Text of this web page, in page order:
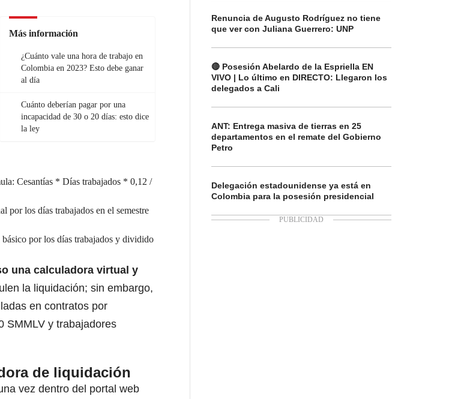
Más información
¿Cuánto vale una hora de trabajo en
Colombia en 2023? Esto debe ganar
al día
Cuánto deberían pagar por una
incapacidad de 30 o 20 días: esto dice
la ley
Cesantías * Días trabajados * 0,12 /
por los días trabajados en el semestre
por los días trabajados y dividido
una calculadora virtual y
la liquidación; sin embargo,
en contratos por
SMMLV y trabajadores
de liquidación
vez dentro del portal web
Renuncia de Augusto Rodríguez no tiene
que ver con Juliana Guerrero: UNP
🔴 Posesión Abelardo de la Espriella EN
VIVO | Lo último en DIRECTO: Llegaron los
delegados a Cali
ANT: Entrega masiva de tierras en 25
departamentos en el remate del Gobierno
Petro
Delegación estadounidense ya está en
Colombia para la posesión presidencial